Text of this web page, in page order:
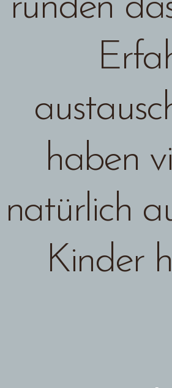
haben
natürlich
Kinder